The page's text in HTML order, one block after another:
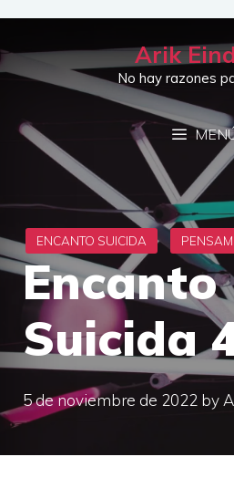
Saltar
contenido
Arik
No hay razones
Encanto
Suicida
5 de noviembre de 2022 by